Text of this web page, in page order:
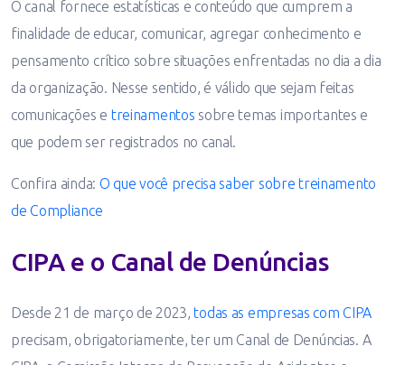
O canal fornece estatísticas e conteúdo que cumprem a
finalidade de educar, comunicar, agregar conhecimento e
pensamento crítico sobre situações enfrentadas no dia a dia
da organização. Nesse sentido, é válido que sejam feitas
comunicações e treinamentos sobre temas importantes e
que podem ser registrados no canal.
Confira ainda: O que você precisa saber sobre treinamento
de Compliance
CIPA e o Canal de Denúncias
Desde 21 de março de 2023,todas as empresas com CIPA
precisam, obrigatoriamente, ter um Canal de Denúncias. A